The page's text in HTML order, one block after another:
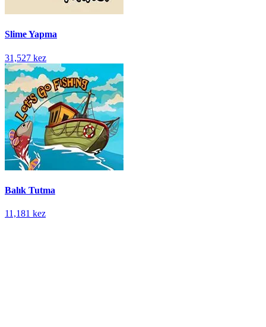
Slime Yapma
31,527 kez
Balık Tutma
11,181 kez